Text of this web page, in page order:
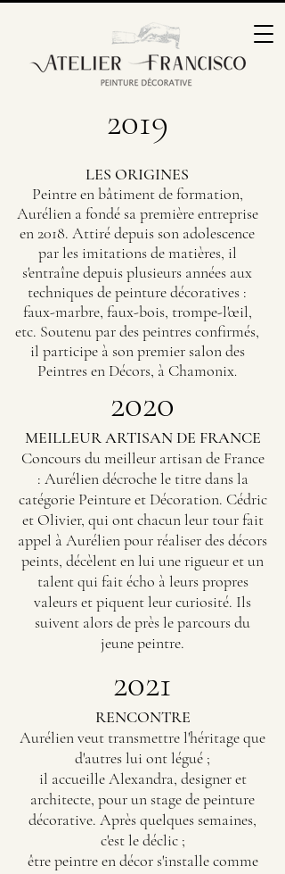
2019
LES ORIGINES
Peintre en bâtiment de formation,
Aurélien a fondé sa première entreprise
en 2018. Attiré depuis son adolescence
par les imitations de matières, il
s'entraîne depuis plusieurs années aux
techniques de peinture décoratives :
faux-marbre, faux-bois, trompe-l'œil,
etc. Soutenu par des peintres confirmés,
il participe à son premier salon des
Peintres en Décors, à Chamonix.
2020
MEILLEUR ARTISAN DE FRANCE
Concours du meilleur artisan de France
: Aurélien décroche le titre dans la
catégorie Peinture et Décoration. Cédric
et Olivier, qui ont chacun leur tour fait
appel à Aurélien pour réaliser des décors
peints, décèlent en lui une rigueur et un
talent qui fait écho à leurs propres
valeurs et piquent leur curiosité. Ils
suivent alors de près le parcours du
jeune peintre.
2021
RENCONTRE
Aurélien veut transmettre l'héritage que
d'autres lui ont légué ;
il accueille Alexandra, designer et
architecte, pour un stage de peinture
décorative. Après quelques semaines,
c'est le déclic ;
être peintre en décor s'installe comme